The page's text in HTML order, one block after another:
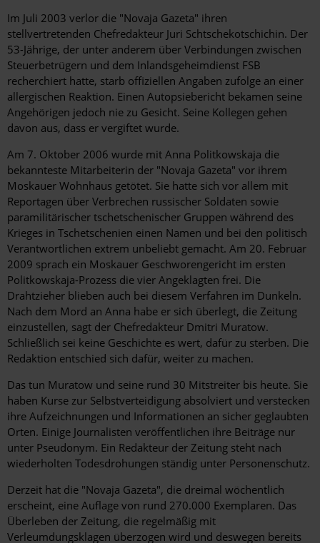
Im Juli 2003 verlor die "Novaja Gazeta" ihren
stellvertretenden Chefredakteur Juri Schtschekotschichin. Der
53-Jährige, der unter anderem über Verbindungen zwischen
Steuerbetrügern und dem Inlandsgeheimdienst FSB
recherchiert hatte, starb offiziellen Angaben zufolge an einer
allergischen Reaktion. Einen Autopsiebericht bekamen seine
Angehörigen jedoch nie zu Gesicht. Seine Kollegen gehen
davon aus, dass er vergiftet wurde.
Am 7. Oktober 2006 wurde mit Anna Politkowskaja die
bekannteste Mitarbeiterin der "Novaja Gazeta" vor ihrem
Moskauer Wohnhaus getötet. Sie hatte sich vor allem mit
Reportagen über Verbrechen russischer Soldaten sowie
paramilitärischer tschetschenischer Gruppen während des
Krieges in Tschetschenien einen Namen und bei den politisch
Verantwortlichen extrem unbeliebt gemacht. Am 20. Februar
2009 sprach ein Moskauer Geschworengericht im ersten
Politkowskaja-Prozess die vier Angeklagten frei. Die
Drahtzieher blieben auch bei diesem Verfahren im Dunkeln.
Nach dem Mord an Anna habe er sich überlegt, die Zeitung
einzustellen, sagt der Chefredakteur Dmitri Muratow.
Schließlich sei keine Geschichte es wert, dafür zu sterben. Die
Redaktion entschied sich dafür, weiter zu machen.
Das tun Muratow und seine rund 30 Mitstreiter bis heute. Sie
haben Kurse zur Selbstverteidigung absolviert und verstecken
ihre Aufzeichnungen und Informationen an sicher geglaubten
Orten. Einige Journalisten veröffentlichen ihre Beiträge nur
unter Pseudonym. Ein Redakteur der Zeitung steht nach
wiederholten Todesdrohungen ständig unter Personenschutz.
Derzeit hat die "Novaja Gazeta", die dreimal wöchentlich
erscheint, eine Auflage von rund 270.000 Exemplaren. Das
Überleben der Zeitung, die regelmäßig mit
Verleumdungsklagen überzogen wird und deswegen bereits